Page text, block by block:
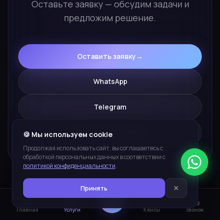
Оставьте заявку — обсудим задачи и
предложим решение.
Оставить заявку →
WhatsApp
Telegram
zakaz@yuva-studia.ru
ПЛАТФОРМЫ И ИНСТРУМЕНТЫ
Главная Услуги Кейсы Звонок
🍪 Мы используем cookie
Продолжая использовать сайт, вы соглашаетесь с
обработкой персональных данных в соответствии с
политикой конфиденциальности.
Принять ✕